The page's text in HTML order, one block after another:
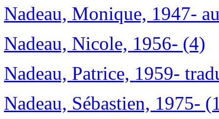
Nadeau, Monique, 1947-
Nadeau, Nicole, 1956- (4)
Nadeau, Patrice, 1959-
Nadeau, Sébastien, 1975-